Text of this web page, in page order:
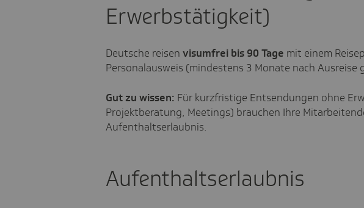
Erwerbstätigkeit)
Deutsche reisen visumfrei bis 90 Tage mit einem
Personalausweis (mindestens 3 Monate nach Ausreise
Gut zu wissen: Für kurzfristige Entsendungen ohne
Projektberatung, Meetings) brauchen Ihre
Aufenthaltserlaubnis.
Aufenthaltserlaubnis